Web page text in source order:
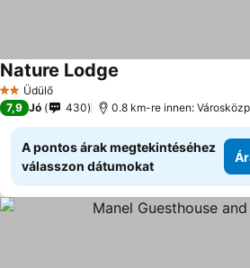
2 Kategória
Üdülő
Nature Lodge
7,9 Jó 430 0.8 km-re innen:
A pontos árak megtekintéséhez
válasszon dátumokat